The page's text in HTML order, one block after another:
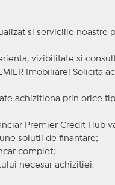
si serviciile noastre
vizibilitate si
Imobiliare! Solicita
achizitiona prin orice
Premier Credit Hub
solutii de finantare;
complet;
necesar achizitiei.